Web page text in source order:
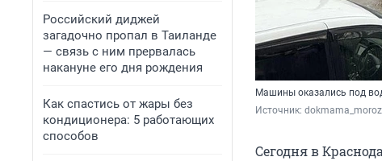
Российский диджей
загадочно пропал в Таиланде
— связь с ним прервалась
накануне его дня рождения
Как спастись от жары без
кондиционера: 5 работающих
способов
Машины оказались под
Источник:
Сегодня в